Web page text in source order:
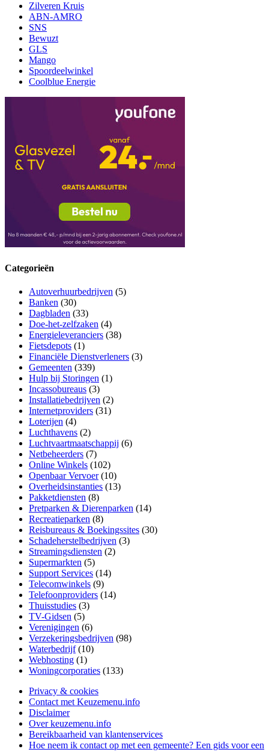
Zilveren Kruis
ABN-AMRO
SNS
Bewuzt
GLS
Mango
Spoordeelwinkel
Coolblue Energie
Categorieën
Autoverhuurbedrijven (5)
Banken (30)
Dagbladen (33)
Doe-het-zelfzaken (4)
Energieleveranciers (38)
Fietsdepots (1)
Financiële Dienstverleners (3)
Gemeenten (339)
Hulp bij Storingen (1)
Incassobureaus (3)
Installatiebedrijven (2)
Internetproviders (31)
Loterijen (4)
Luchthavens (2)
Luchtvaartmaatschappij (6)
Netbeheerders (7)
Online Winkels (102)
Openbaar Vervoer(10)
Overheidsinstanties (13)
Pakketdiensten (8)
Pretparken & Dierenparken (14)
Recreatieparken (8)
Reisbureaus & Boekingssites (30)
Schadeherstelbedrijven (3)
Streamingsdiensten (2)
Supermarkten (5)
Support Services (14)
Telecomwinkels (9)
Telefoonproviders (14)
Thuisstudies (3)
TV-Gidsen (5)
Verenigingen (6)
Verzekeringsbedrijven (98)
Waterbedrijf(10)
Webhosting (1)
Woningcorporaties (133)
Privacy & cookies
Contact met Keuzemenu.info
Disclaimer
Over keuzemenu.info
Bereikbaarheid van klantenservices
Hoe neem ik contact op met een gemeente? Een gids voor een